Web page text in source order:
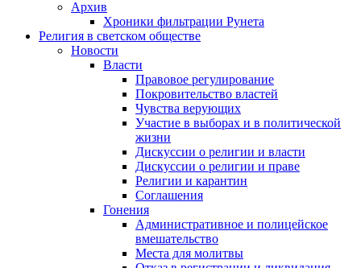
Архив
Хроники фильтрации Рунета
Религия в светском обществе
Новости
Власти
Правовое регулирование
Покровительство властей
Чувства верующих
Участие в выборах и в политической
жизни
Дискуссии о религии и власти
Дискуссии о религии и праве
Религии и карантин
Соглашения
Гонения
Административное и полицейское
вмешательство
Места для молитвы